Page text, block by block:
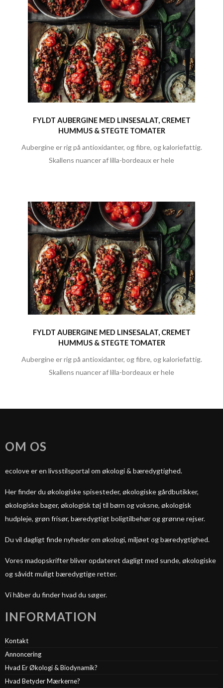
FYLDT AUBERGINE MED LINSESALAT, CREMET
HUMMUS & STEGTE TOMATER
Aubergine er rig på antioxidanter, og fibre, og kaloriefattig.
Skallens nuancer af lilla-bordeaux er hele
FYLDT AUBERGINE MED LINSESALAT, CREMET
HUMMUS & STEGTE TOMATER
Aubergine er rig på antioxidanter, og fibre, og kaloriefattig.
Skallens nuancer af lilla-bordeaux er hele
OM OS
ecolove er en livsstilsportal om økologi & bæredygtighed.
Her finder du økologiske spisesteder, økologiske gårdbutikker,
økologiske bager, økologisk tøj til børn og voksne, økologisk
hudpleje, grøn frisør, bæredygtigt boligtilbehør og grønne rejser.
Du vil dagligt finde nyheder om økologi, miljøet og bæredygtighed.
Vores madopskrifter bliver opdateret dagligt med sunde, økologiske
og såvidt muligt bæredygtige retter.
Vi håber du finder hvad du søger.
INFORMATION
Kontakt
Annoncering
Hvad Er Økologi & Biodynamik?
Hvad Betyder Mærkerne?